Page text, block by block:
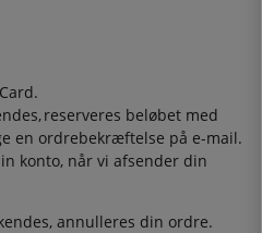
reserveres beløbet med
en ordrebekræftelse på e-mail.
konto, når vi afsender din
annulleres din ordre.